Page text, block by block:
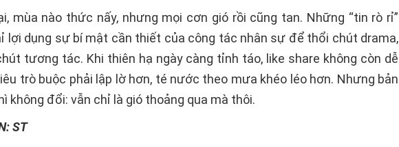
mùa nào thức nấy, nhưng mọi cơn gió rồi cũng tan. Những “tin rò rỉ”
lợi dụng sự bí mật cần thiết của công tác nhân sự để thổi chút drama,
tương tác. Khi thiên hạ ngày càng tỉnh táo, like share không còn dễ
trò buộc phải lập lờ hơn, té nước theo mưa khéo léo hơn. Nhưng bản
không đổi: vẫn chỉ là gió thoảng qua mà thôi.
ST